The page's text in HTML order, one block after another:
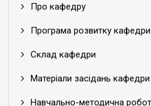
Про кафедру
Програма розвитку
Склад кафедри
Матеріали засідань кафедри
Навчально-методична